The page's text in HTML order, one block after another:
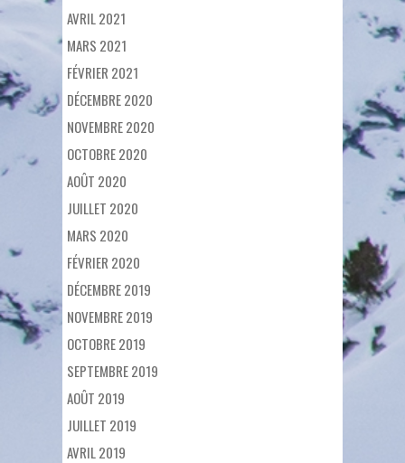
AVRIL 2021
MARS 2021
FÉVRIER 2021
DÉCEMBRE 2020
NOVEMBRE 2020
OCTOBRE 2020
AOÛT 2020
JUILLET 2020
MARS 2020
FÉVRIER 2020
DÉCEMBRE 2019
NOVEMBRE 2019
OCTOBRE 2019
SEPTEMBRE 2019
AOÛT 2019
JUILLET 2019
AVRIL 2019